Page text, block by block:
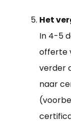
Het
In 4-5
offerte
verder
naar